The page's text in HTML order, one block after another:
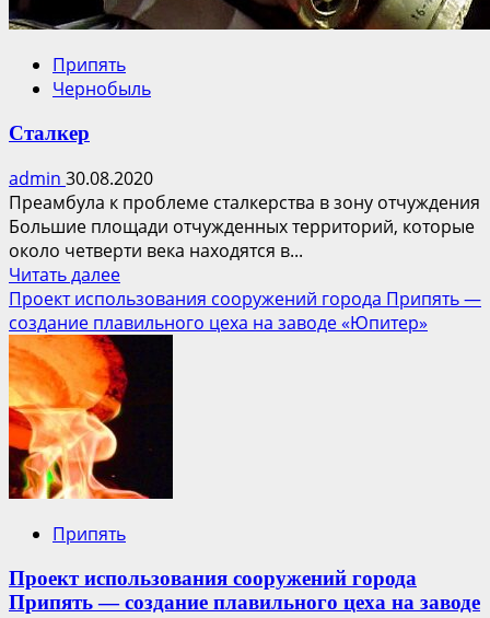
Припять
Чернобыль
Сталкер
admin 30.08.2020
Преамбула к проблеме сталкерства в зону отчуждения
Большие площади отчужденных территорий, которые
около четверти века находятся в...
Читать далееПрочитать
больше
о
Сталкер
Проект использования сооружений города Припять —
создание плавильного цеха на заводе «Юпитер»
Припять
Проект использования сооружений города
Припять — создание плавильного цеха на заводе